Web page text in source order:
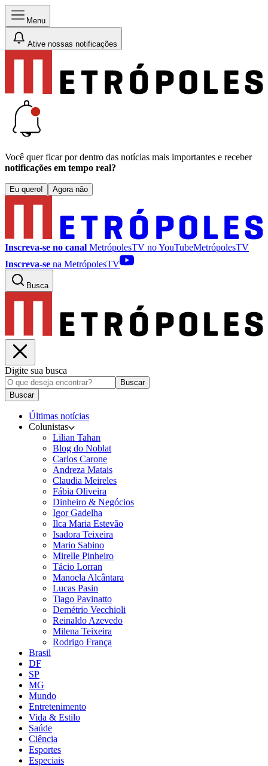
Menu
Ative nossas notificações
Você quer ficar por dentro das notícias mais importantes e receber
notificações em tempo real?
Eu quero! Agora não
Inscreva-se no canal MetrópolesTV noYouTubeMetrópolesTV
Inscreva-se na MetrópolesTV
Busca
Digite sua busca
Buscar
Buscar
Últimas notícias
Colunistas
Lilian Tahan
Blog do Noblat
Carlos Carone
Andreza Matais
Claudia Meireles
Fábia Oliveira
Dinheiro & Negócios
Igor Gadelha
Ilca Maria Estevão
Isadora Teixeira
Mario Sabino
Mirelle Pinheiro
Tácio Lorran
Manoela Alcântara
Lucas Pasin
Tiago Pavinatto
Demétrio Vecchioli
Reinaldo Azevedo
Milena Teixeira
Rodrigo França
Brasil
DF
SP
MG
Mundo
Entretenimento
Vida & Estilo
Saúde
Ciência
Esportes
Especiais